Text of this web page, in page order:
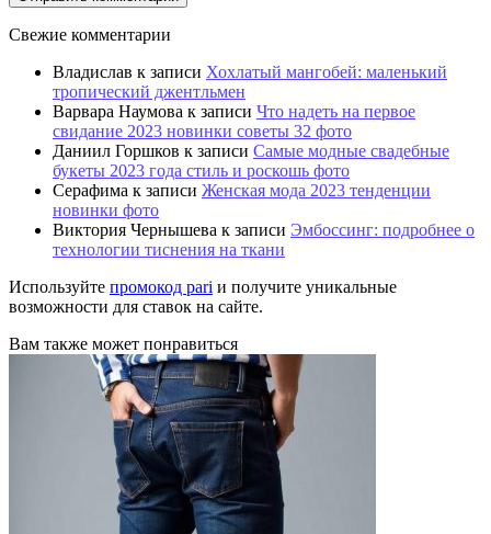
Свежие комментарии
Владислав к записи Хохлатый мангобей: маленький
тропический джентльмен
Варвара Наумова к записи Что надеть на первое
свидание 2023 новинки советы 32 фото
Даниил Горшков к записи Самые модные свадебные
букеты 2023 года стиль и роскошь фото
Серафима к записи Женская мода 2023 тенденции
новинки фото
Виктория Чернышева к записи Эмбоссинг: подробнее о
технологии тиснения на ткани
Используйте промокод pari и получите уникальные
возможности для ставок на сайте.
Вам также может понравиться